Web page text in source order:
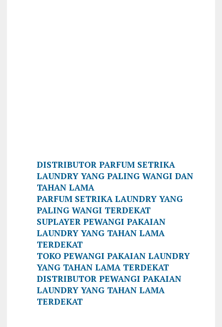
DISTRIBUTOR PARFUM SETRIKA
LAUNDRY YANG PALING WANGI DAN
TAHAN LAMA
PARFUM SETRIKA LAUNDRY YANG
PALING WANGI TERDEKAT
SUPLAYER PEWANGI PAKAIAN
LAUNDRY YANG TAHAN LAMA
TERDEKAT
TOKO PEWANGI PAKAIAN LAUNDRY
YANG TAHAN LAMA TERDEKAT
DISTRIBUTOR PEWANGI PAKAIAN
LAUNDRY YANG TAHAN LAMA
TERDEKAT